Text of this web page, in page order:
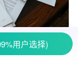
用户选择)